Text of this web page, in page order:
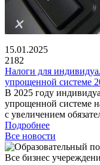
15.01.2025
2182
Налоги для
упрощенной системе
В 2025 году
упрощенной системе
с увеличением
Подробнее
Все новости
Все бизнес